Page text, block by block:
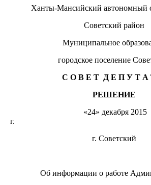
Ханты-Мансийский автономный
Советский район
Муниципальное
городское поселение
С О В Е Т Д Е П У Т А
РЕШЕНИЕ
«24» декабря 2015
г. №
г. Советский
Об информации о работе